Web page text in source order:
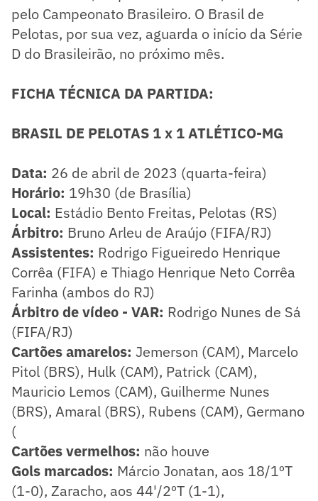
pelo Campeonato Brasileiro. O Brasil de
Pelotas, por sua vez, aguarda o início da Série
D do Brasileirão, no próximo mês.
FICHA TÉCNICA DA PARTIDA:
BRASIL DE PELOTAS 1 x 1 ATLÉTICO-MG
Data: 26 de abril de 2023 (quarta-feira)
Horário: 19h30 (de Brasília)
Local: Estádio Bento Freitas, Pelotas (RS)
Árbitro: Bruno Arleu de Araújo (FIFA/RJ)
Assistentes: Rodrigo Figueiredo Henrique
Corrêa (FIFA) e Thiago Henrique Neto Corrêa
Farinha (ambos do RJ)
Árbitro de vídeo - VAR: Rodrigo Nunes de Sá
(FIFA/RJ)
Cartões amarelos: Jemerson (CAM), Marcelo
Pitol (BRS), Hulk (CAM), Patrick (CAM),
Mauricio Lemos (CAM), Guilherme Nunes
(BRS), Amaral (BRS), Rubens (CAM), Germano
(
Cartões vermelhos: não houve
Gols marcados: Márcio Jonatan, aos 18/1ºT
(1-0), Zaracho, aos 44'/2ºT (1-1),